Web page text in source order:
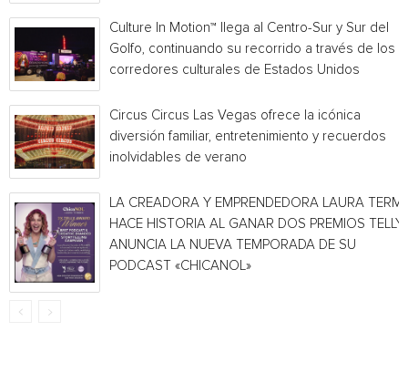
Culture In Motion™ llega al Centro-Sur y Sur del
Golfo, continuando su recorrido a través de los
corredores culturales de Estados Unidos
Circus Circus Las Vegas ofrece la icónica
diversión familiar, entretenimiento y recuerdos
inolvidables de verano
LA CREADORA Y EMPRENDEDORA LAURA
HACE HISTORIA AL GANAR DOS PREMIOS TELLY
ANUNCIA LA NUEVA TEMPORADA DE SU
PODCAST «CHICANOL»